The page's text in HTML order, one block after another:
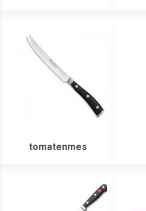
tomatenmes